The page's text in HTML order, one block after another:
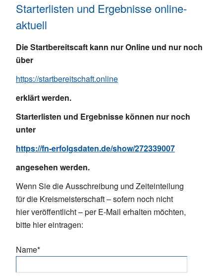
Starterlisten und Ergebnisse online-
aktuell
Die Startbereitscaft kann nur Online und nur noch
über
https://startbereitschaft.online
erklärt werden.
Starterlisten und Ergebnisse können nur noch
unter
https://fn-erfolgsdaten.de/show/272339007
angesehen werden.
Wenn Sie die Ausschreibung und Zeiteinteilung
für die Kreismeisterschaft – sofern noch nicht
hier veröffentlicht – per E-Mail erhalten möchten,
bitte hier eintragen:
Pflichtfeld
Name*